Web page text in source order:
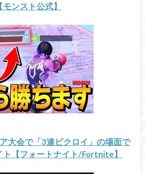
ンスト公式】
大会で「3連ビクロイ」の場面で
【フォートナイト/Fortnite】